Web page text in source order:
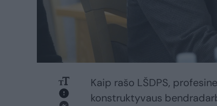
Kaip rašo LŠDPS,
konstruktyvaus